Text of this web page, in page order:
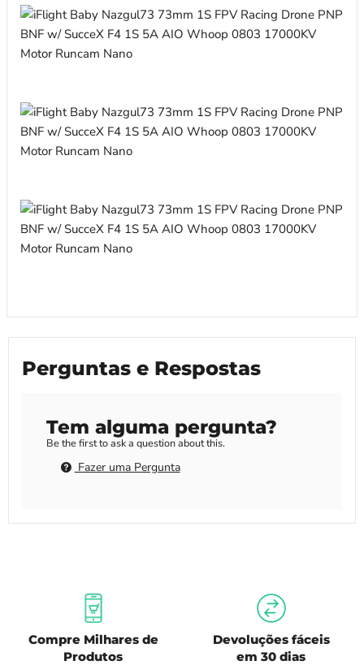
Perguntas e Respostas
Tem alguma pergunta?
Be the first to ask a question about this.
Fazer uma Pergunta
Compre Milhares de
Produtos
Devoluções fáceis
em 30 dias